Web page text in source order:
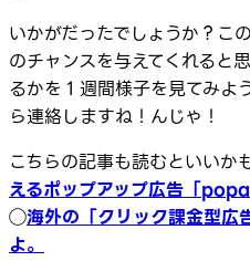
いかがだったでしょうか？こ
のチャンスを与えてくれると
るかを１週間様子を見てみよ
ら連絡しますね！んじゃ！
こちらの記事も読むといい
えるポップアップ広告「
◯海外の「クリック課金型広
よ。